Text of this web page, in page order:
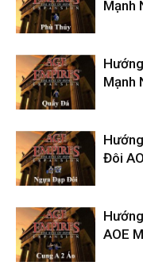
Mạnh
Mạnh
Đôi
AOE